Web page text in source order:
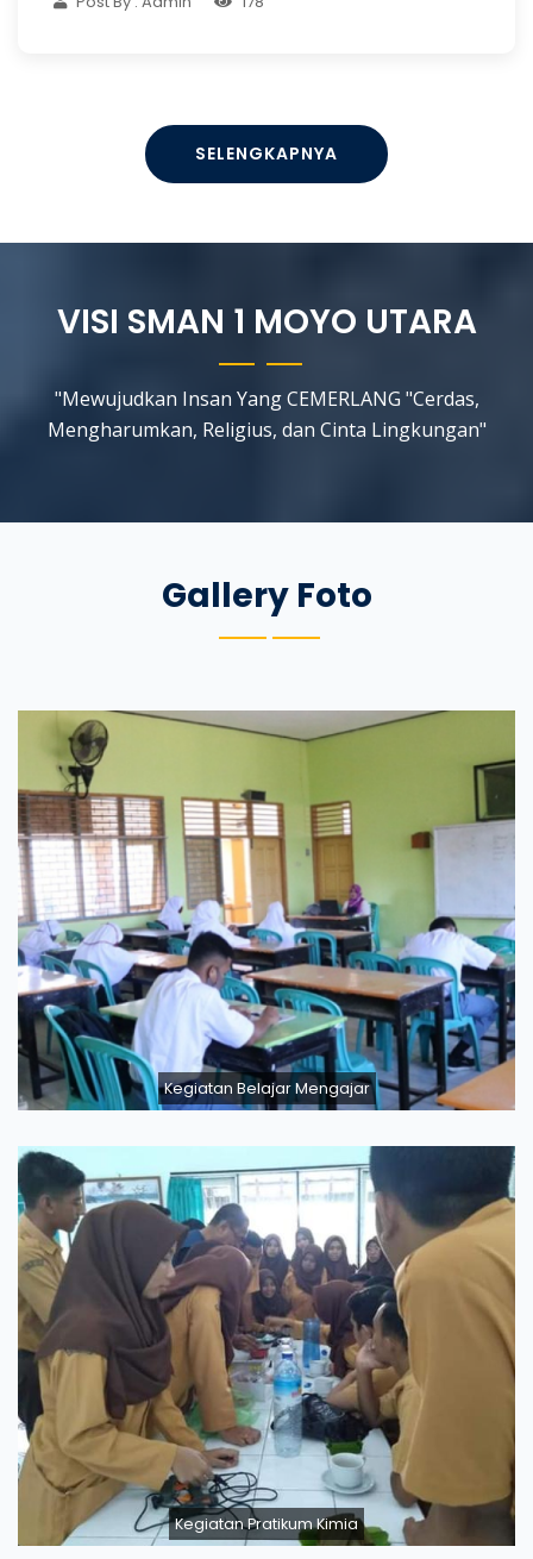
SELENGKAPNYA
VISI SMAN 1 MOYO UTARA
"Mewujudkan Insan Yang CEMERLANG "Cerdas,
Mengharumkan, Religius, dan Cinta Lingkungan"
Gallery Foto
Kegiatan Belajar Mengajar
Kegiatan Pratikum Kimia